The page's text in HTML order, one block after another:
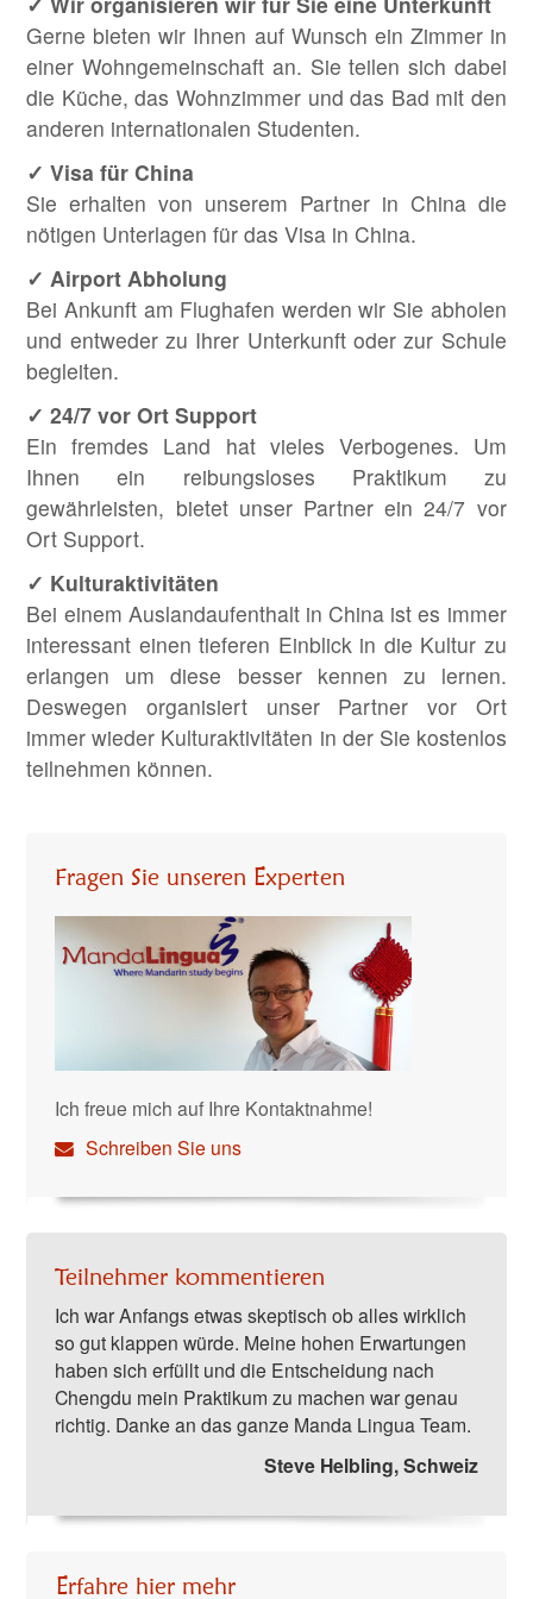
Gerne bieten wir Ihnen auf Wunsch ein Zimmer in
einer Wohngemeinschaft an. Sie teilen sich dabei
die Küche, das Wohnzimmer und das Bad mit den
anderen internationalen Studenten.
✓ Visa für China
Sie erhalten von unserem Partner in China die
nötigen Unterlagen für das Visa in China.
✓ Airport Abholung
Bei Ankunft am Flughafen werden wir Sie abholen
und entweder zu Ihrer Unterkunft oder zur Schule
begleiten.
✓ 24/7 vor Ort Support
Ein fremdes Land hat vieles Verbogenes. Um
Ihnen ein reibungsloses Praktikum zu
gewährleisten, bietet unser Partner ein 24/7 vor
Ort Support.
✓ Kulturaktivitäten
Bei einem Auslandaufenthalt in China ist es immer
interessant einen tieferen Einblick in die Kultur zu
erlangen um diese besser kennen zu lernen.
Deswegen organisiert unser Partner vor Ort
immer wieder Kulturaktivitäten in der Sie kostenlos
teilnehmen können.
Fragen Sie unseren Experten
Ich freue mich auf Ihre Kontaktnahme!
Schreiben Sie uns
Teilnehmer kommentieren
Ich war Anfangs etwas skeptisch ob alles wirklich
so gut klappen würde. Meine hohen Erwartungen
haben sich erfüllt und die Entscheidung nach
Chengdu mein Praktikum zu machen war genau
richtig. Danke an das ganze Manda Lingua Team.
Steve Helbling, Schweiz
Erfahre hier mehr